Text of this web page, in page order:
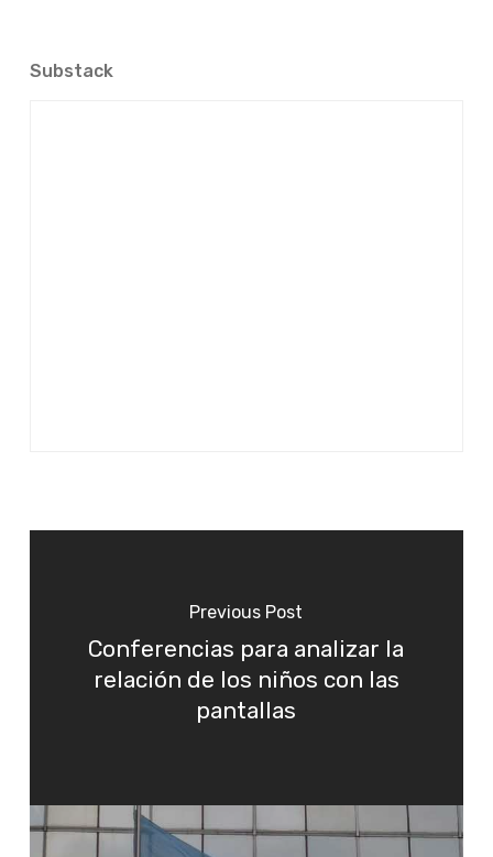
Substack
Previous Post
Conferencias para analizar la
relación de los niños con las
pantallas